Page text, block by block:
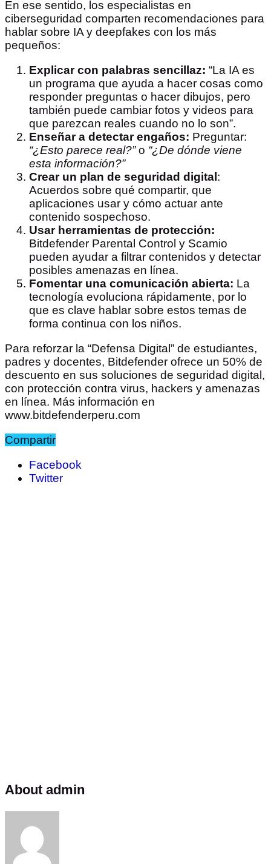
En ese sentido, los especialistas en
ciberseguridad comparten recomendaciones para
hablar sobre IA y deepfakes con los más
pequeños:
Explicar con palabras sencillaz: “La IA es
un programa que ayuda a hacer cosas como
responder preguntas o hacer dibujos, pero
también puede cambiar fotos y videos para
que parezcan reales cuando no lo son”.
Enseñar a detectar engaños: Preguntar:
“¿Esto parece real?”o “¿De dónde viene
esta información?”
Crear un plan de seguridad digital :
Acuerdos sobre qué compartir, que
aplicaciones usar y cómo actuar ante
contenido sospechoso.
Usar herramientas de protección:
Bitdefender Parental Control y Scamio
pueden ayudar a filtrar contenidos y detectar
posibles amenazas en línea.
Fomentar una comunicación abierta: La
tecnología evoluciona rápidamente, por lo
que es clave hablar sobre estos temas de
forma continua con los niños.
Para reforzar la “Defensa Digital” de estudiantes,
padres y docentes, Bitdefender ofrece un 50% de
descuento en sus soluciones de seguridad digital,
con protección contra virus, hackers y amenazas
en línea. Más información en
www.bitdefenderperu.com
Compartir
Facebook
Twitter
About admin